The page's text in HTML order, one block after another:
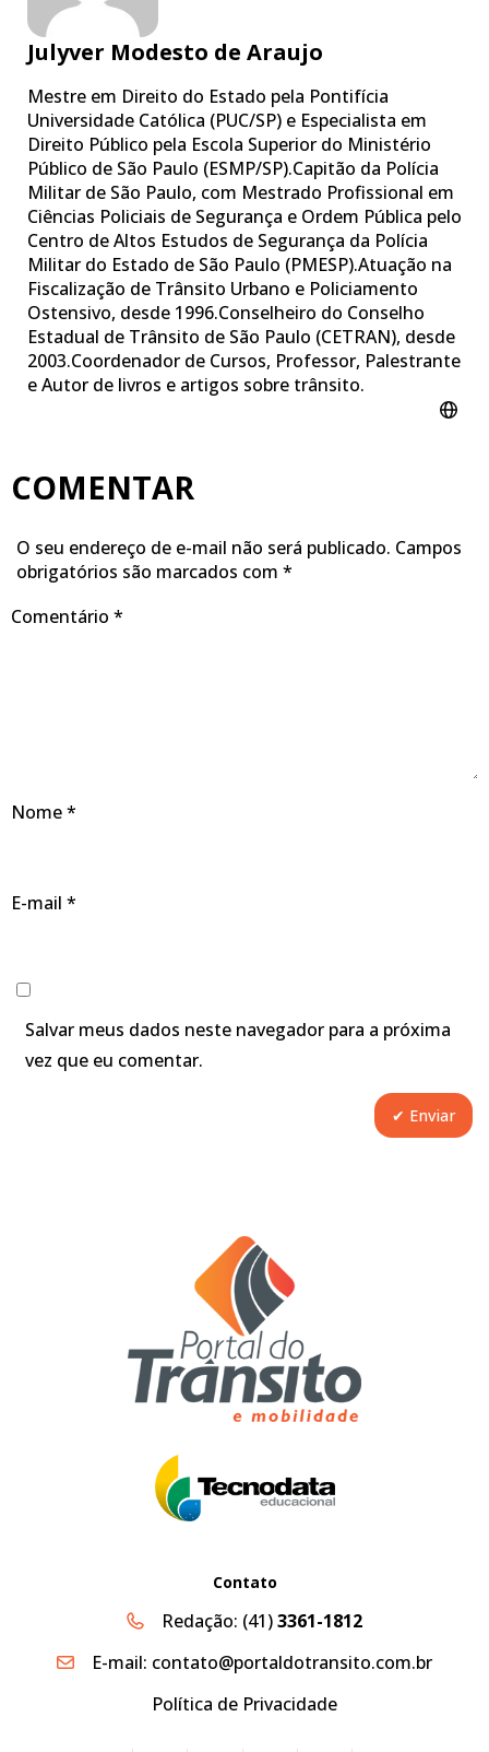
Julyver Modesto de Araujo
Mestre em Direito do Estado pela Pontifícia
Universidade Católica (PUC/SP) e Especialista em
Direito Público pela Escola Superior do Ministério
Público de São Paulo (ESMP/SP).Capitão da Polícia
Militar de São Paulo, com Mestrado Profissional em
Ciências Policiais de Segurança e Ordem Pública pelo
Centro de Altos Estudos de Segurança da Polícia
Militar do Estado de São Paulo (PMESP).Atuação na
Fiscalização de Trânsito Urbano e Policiamento
Ostensivo, desde 1996.​Conselheiro do Conselho
Estadual de Trânsito de São Paulo (CETRAN), desde
2003.Coordenador de Cursos, Professor, Palestrante
e Autor de livros e artigos sobre trânsito.
COMENTAR
O seu endereço de e-mail não será publicado. Campos
obrigatórios são marcados com *
Comentário *
Nome*
E-mail *
Salvar meus dados neste navegador para a próxima
vez que eu comentar.
Contato
Redação: (41)3361-1812
E-mail: contato@portaldotransito.com.br
Política de Privacidade